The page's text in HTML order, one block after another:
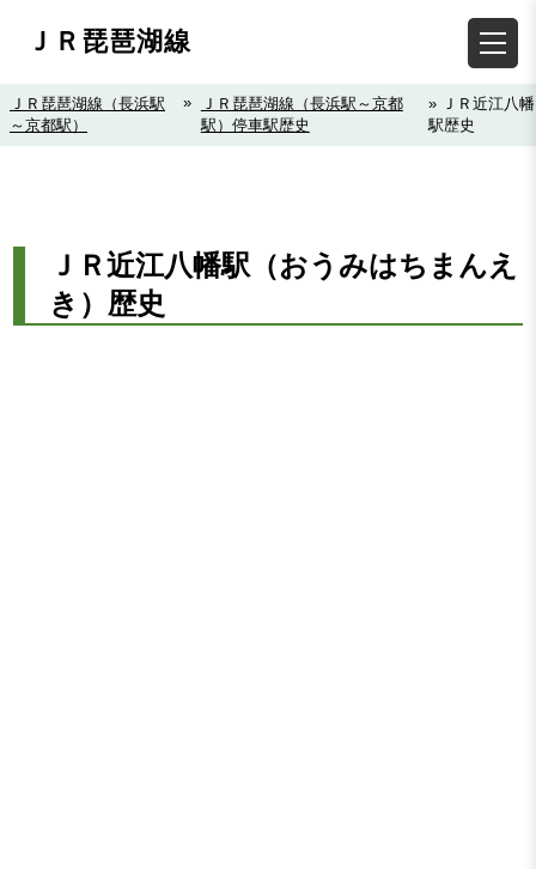
ＪＲ琵琶湖線
ＪＲ琵琶湖線（長浜駅
～京都駅）
»
ＪＲ琵琶湖線（長浜駅～京都
駅）停車駅歴史
» ＪＲ近江八幡
駅歴史
ＪＲ近江八幡駅（おうみはちまんえ
き）歴史